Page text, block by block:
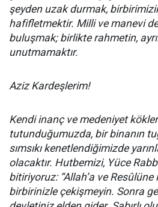
şeyden uzak durmak,
hafifletmektir. Milli ve manevi
buluşmak; birlikte rahmetin,
unutmamaktır.
Aziz Kardeşlerim!
Kendi inanç ve medeniyet
tutunduğumuzda, bir binanın
sımsıkı kenetlendiğimizde
olacaktır. Hutbemizi, Yüce
bitiriyoruz: “Allah’a ve
birbirinizle çekişmeyin. Sonra